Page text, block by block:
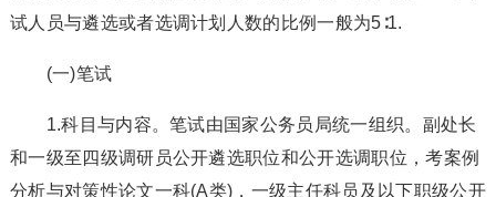
试人员与遴选或者选调计划人数的比例一般为5∶1.
(一)笔试
1.科目与内容。笔试由国家公务员局统一组织。副处长
和一级至四级调研员公开遴选职位和公开选调职位，考案例
分析与对策性论文一科(A类)，一级主任科员及以下职级公开